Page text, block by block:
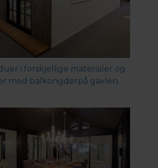
i forskjellige materialer og
med balkongdørpå gavlen.